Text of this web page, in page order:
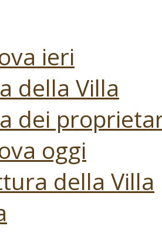
ieri
della Villa
dei
oggi
della Villa